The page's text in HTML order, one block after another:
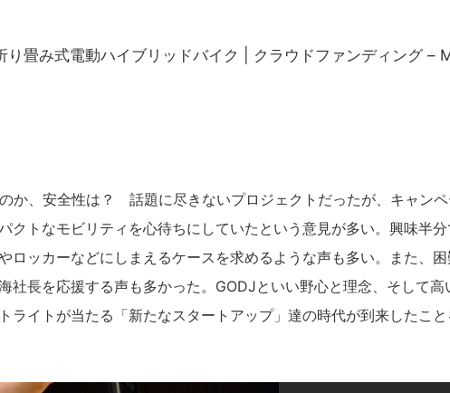
畳み式電動ハイブリッドバイク | クラウドファンディング –
か、安全性は？ 話題に尽きないプロジェクトだったが、キャン
クトなモビリティを心待ちにしていたという意見が多い。興味半
ロッカーなどにしまえるケースを求めるような声も多い。また、
社長を応援する声も多かった。GODJといい野心と理念、そして高
ライトが当たる「新たなスタートアップ」達の時代が到来したこ
こ
す
る